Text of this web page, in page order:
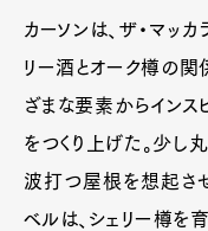
カーソンは、ザ・マッ
リー酒とオーク樽の関
ざまな要素からインス
をつくり上げた。少
波打つ屋根を想起さ
ベルは、シェリー樽を